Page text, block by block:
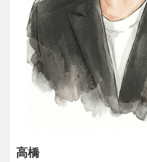
高橋